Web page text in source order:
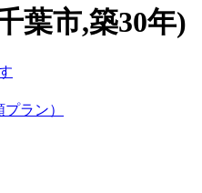
葉市,築30年)
ラン）